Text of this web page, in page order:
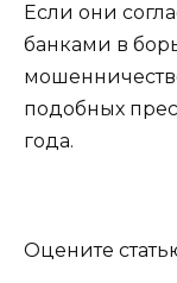
Если они
банками в
подобных
года.
Оцените